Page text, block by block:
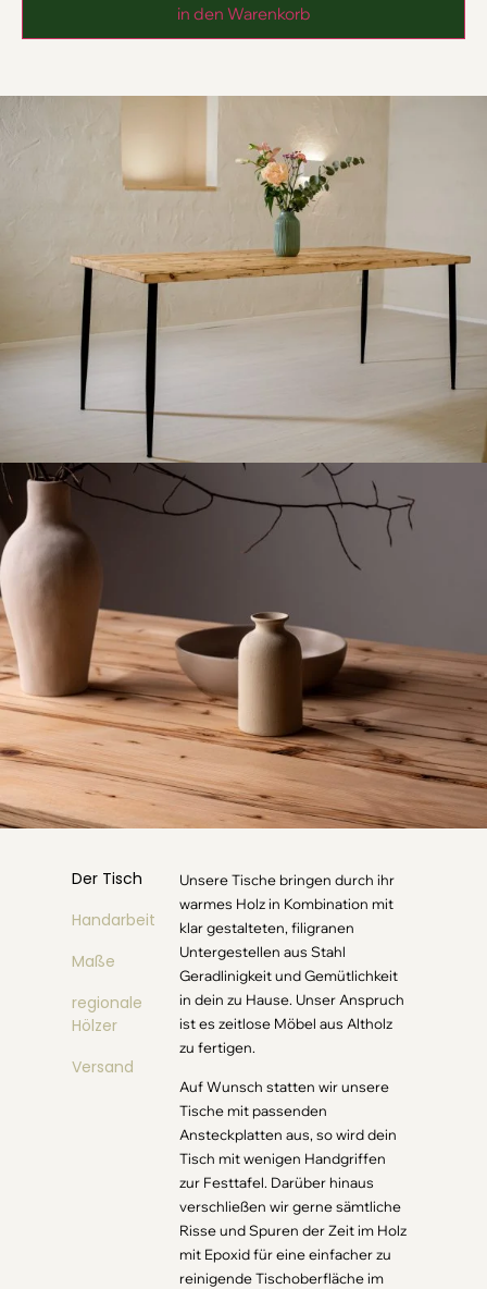
in den Warenkorb
Der Tisch
Handarbeit
Maße
regionale
Hölzer
Versand
Unsere Tische bringen durch ihr
warmes Holz in Kombination mit
klar gestalteten, filigranen
Untergestellen aus Stahl
Geradlinigkeit und Gemütlichkeit
in dein zu Hause. Unser Anspruch
ist es zeitlose Möbel aus Altholz
zu fertigen.
Auf Wunsch statten wir unsere
Tische mit passenden
Ansteckplatten aus, so wird dein
Tisch mit wenigen Handgriffen
zur Festtafel. Darüber hinaus
verschließen wir gerne sämtliche
Risse und Spuren der Zeit im Holz
mit Epoxid für eine einfacher zu
reinigende Tischoberfläche im